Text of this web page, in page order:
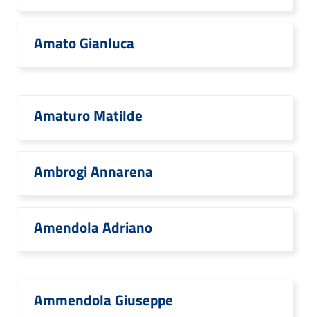
Amato Gianluca
Amaturo Matilde
Ambrogi Annarena
Amendola Adriano
Ammendola Giuseppe